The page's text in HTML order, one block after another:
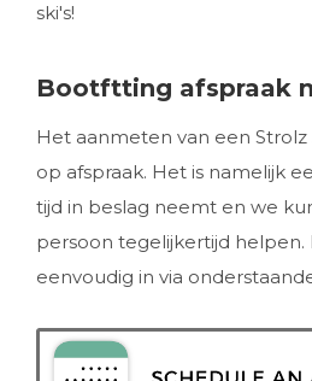
ski's!
Bootftting afspraak
Het aanmeten van een
op afspraak. Het is namelijk
tijd in beslag neemt en we
persoon tegelijkertijd helpen.
eenvoudig in via